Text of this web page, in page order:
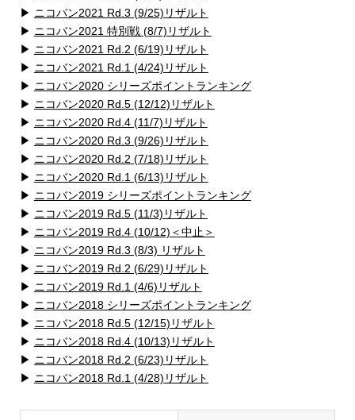
▶ ニコバン2021 Rd.3 (9/25)リザルト
▶ ニコバン2021 特別戦 (8/7)リザルト
▶ ニコバン2021 Rd.2 (6/19)リザルト
▶ ニコバン2021 Rd.1 (4/24)リザルト
▶ ニコバン2020 シリーズポイントランキング
▶ ニコバン2020 Rd.5 (12/12)リザルト
▶ ニコバン2020 Rd.4 (11/7)リザルト
▶ ニコバン2020 Rd.3 (9/26)リザルト
▶ ニコバン2020 Rd.2 (7/18)リザルト
▶ ニコバン2020 Rd.1 (6/13)リザルト
▶ ニコバン2019 シリーズポイントランキング
▶ ニコバン2019 Rd.5 (11/3)リザルト
▶ ニコバン2019 Rd.4 (10/12)＜中止＞
▶ ニコバン2019 Rd.3 (8/3) リザルト
▶ ニコバン2019 Rd.2 (6/29)リザルト
▶ ニコバン2019 Rd.1 (4/6)リザルト
▶ ニコバン2018 シリーズポイントランキング
▶ ニコバン2018 Rd.5 (12/15)リザルト
▶ ニコバン2018 Rd.4 (10/13)リザルト
▶ ニコバン2018 Rd.2 (6/23)リザルト
▶ ニコバン2018 Rd.1 (4/28)リザルト